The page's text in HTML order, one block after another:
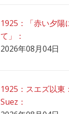
1925：「赤い夕陽
て」：
2026年08月04日
1925：スエズ以東
Suez：